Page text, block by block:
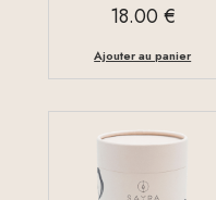
18.00 €
Ajouter au panier